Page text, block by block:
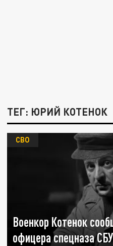
ТЕГ: ЮРИЙ КОТЕНОК
Военкор Котенок
офицера спецназа
СВО